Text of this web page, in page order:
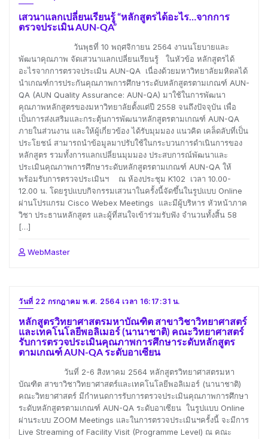
เสวนาแลกเปลี่ยนเรียนรู้ “หลักสูตรได้อะไร…จากการ
ตรวจประเมิน AUN-QA”
วันพุธที่ 10 พฤศจิกายน 2564 งานนโยบายและ
พัฒนาคุณภาพ จัดเสวนาแลกเปลี่ยนเรียนรู้ ในหัวข้อ หลักสูตรได้
อะไรจากการตรวจประเมิน AUN-QA เนื่องด้วยมหาวิทยาลัยมหิดลได้
นำเกณฑ์การประกันคุณภาพการศึกษาระดับหลักสูตรตามเกณฑ์ AUN-
QA (AUN Quality Assurance: AUN-QA) มาใช้ในการพัฒนา
คุณภาพหลักสูตรของมหาวิทยาลัยตั้งแต่ปี 2558 จนถึงปัจจุบัน เพื่อ
เป็นการส่งเสริมและกระตุ้นการพัฒนาหลักสูตรตามเกณฑ์ AUN-QA
ภายในส่วนงาน และให้ผู้เกี่ยวข้อง ได้รับมุมมอง แนวคิด เคล็ดลับที่เป็น
ประโยชน์ สามารถนำข้อมูลมาปรับใช้ในกระบวนการดำเนินการของ
หลักสูตร รวมทั้งการแลกเปลี่ยนมุมมอง ประสบการณ์พัฒนาและ
ประเมินคุณภาพการศึกษาระดับหลักสูตรตามเกณฑ์ AUN-QA ให้
พร้อมรับการตรวจประเมินฯ ณ ห้องประชุม K102 เวลา 10.00-
12.00 น. โดยรูปแบบกิจกรรมเสวนาในครั้งนี้จัดขึ้นในรูปแบบ Online
ผ่านโปรแกรม Cisco Webex Meetings และมีผู้บริหาร หัวหน้าภาค
วิชา ประธานหลักสูตร และผู้ที่สนใจเข้าร่วมรับฟัง จำนวนทั้งสิ้น 58
[…]
WebMaster
วันที่ 22 กรกฎาคม พ.ศ. 2564 เวลา 16:17:31 น.
หลักสูตรวิทยาศาสตรมหาบัณฑิต สาขาวิชาวิทยาศาสตร์
และเทคโนโลยีพอลิเมอร์ (นานาชาติ) คณะวิทยาศาสตร์
รับการตรวจประเมินคุณภาพการศึกษาระดับหลักสูตร
ตามเกณฑ์ AUN-QA ระดับอาเซียน
วันที่ 2-6 สิงหาคม 2564 หลักสูตรวิทยาศาสตรมหา
บัณฑิต สาขาวิชาวิทยาศาสตร์และเทคโนโลยีพอลิเมอร์ (นานาชาติ)
คณะวิทยาศาสตร์ มีกําหนดการรับการตรวจประเมินคุณภาพการศึกษา
ระดับหลักสูตรตามเกณฑ์ AUN-QA ระดับอาเซียน ในรูปแบบ Online
ผ่านระบบ ZOOM Meetings และในการตรวจประเมินฯครั้งนี้ จะมีการ
Live Streaming of Facility Visit (Programme Level) ณ คณะ